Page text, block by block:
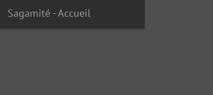
Sagamité - Accueil